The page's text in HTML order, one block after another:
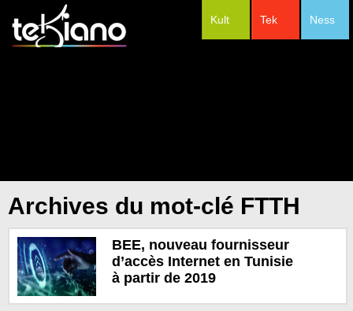
Ness
Tek
Kult
Archives du mot-clé FTTH
BEE, nouveau fournisseur
d’accès Internet en Tunisie
à partir de 2019